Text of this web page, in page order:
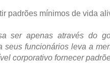
padrões mínimos de vida
ser apenas através do
seus funcionários leva a
corporativo fornecer